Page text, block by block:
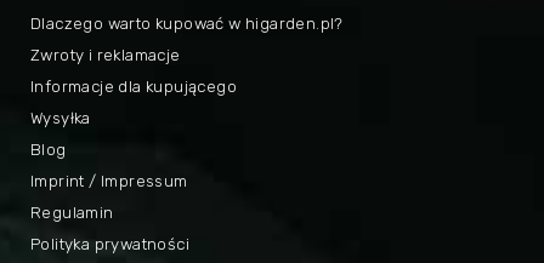
Dlaczego warto kupować w higarden.pl?
Imprint / Impressum
Zwroty i reklamacje
Regulamin
Informacje dla kupującego
Polityka prywatności
Wysyłka
Blog